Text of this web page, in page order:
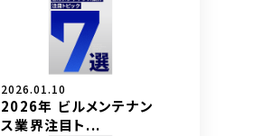
2026.01.10
2026年 ビルメンテナン
ス業界注目ト...